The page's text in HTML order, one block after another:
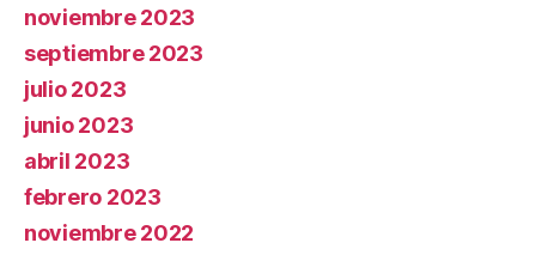
noviembre 2023
septiembre 2023
julio 2023
junio 2023
abril 2023
febrero 2023
noviembre 2022